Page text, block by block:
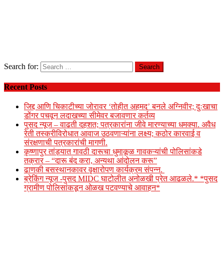
Search for:
Recent Posts
जिद्द आणि चिकाटीच्या जोरावर ‘तोहीत अहमद’ बनले अग्निवीर; दुःखाचा
डोंगर पचवून लदाखच्या सीमेवर बजावणार कर्तव्य
पुसद न्यूज – वाढती दहशत; पत्रकारांना जीवे मारण्याच्या धमक्या. अवैध
रेती तस्करीविरोधात आवाज उठवणाऱ्यांना लक्ष्य; कठोर कारवाई व
संरक्षणाची पत्रकारांची मागणी.
कृष्णापुर तांड्यात गावठी दारूचा धुमाकूळ गावकऱ्यांची पोलिसांकडे
तक्रार – “दारू बंद करा, अन्यथा आंदोलन करू”
ढाणकी बसस्थानकावर वृक्षारोपण कार्यक्रम संपन्न.
ब्रेकिंग न्यूज -पुसद MIDC घाटोलीत अनोळखी प्रेत आढळले.* *पुसद
ग्रामीण पोलिसांकडून ओळख पटवण्याचे आवाहन*